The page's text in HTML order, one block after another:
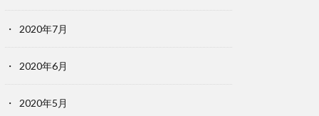
2020年7月
2020年6月
2020年5月